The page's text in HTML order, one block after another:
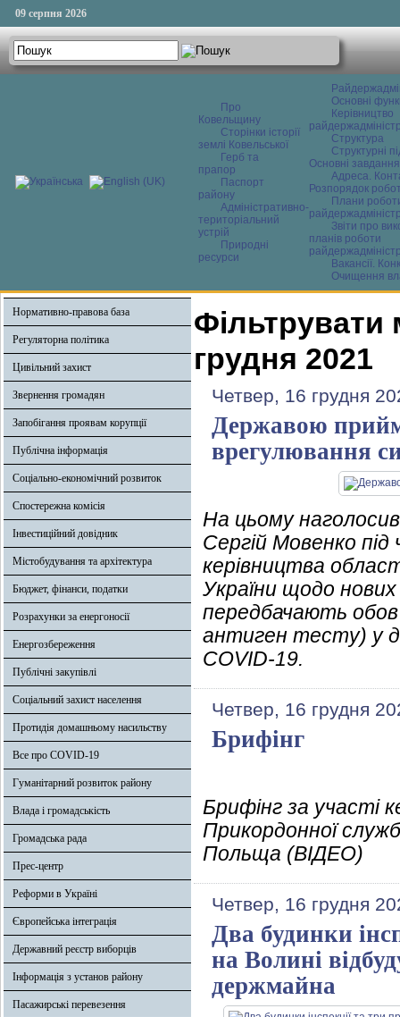
09 серпня 2026
Про
Ковельщину
Сторінки історії
землі Ковельської
Герб та
прапор
Паспорт
району
Адміністративно-
територіальний
устрій
Природні
ресурси
Основні
Керівництво
Структура
Структурні
Основні завдання
Адреса.
Розпорядок
Плани
Звіти про
планів роботи
Вакансії.
Очищення
Нормативно-правова база
Регуляторна політика
Цивільний захист
Звернення громадян
Запобігання проявам корупції
Публічна інформація
Соціально-економічний розвиток
Спостережна комісія
Інвестиційний довідник
Містобудування та архітектура
Бюджет, фінанси, податки
Розрахунки за енергоносії
Енергозбереження
Публічні закупівлі
Соціальний захист населення
Протидія домашньому насильству
Все про COVID-19
Гуманітарний розвиток району
Влада і громадськість
Громадська рада
Прес-центр
Реформи в Україні
Європейська інтеграція
Державний реєстр виборців
Інформація з установ району
Пасажирські перевезення
Фільтрувати
грудня 2021
Четвер, 16 грудня
Державою
врегулювання
На цьому
Сергій Мовенко під
керівництва
України щодо нових
передбачають
антиген тесту) у
COVID-19.
Четвер, 16 грудня
Брифінг
Брифінг за участі
Прикордонної
Польща (ВІДЕО)
Четвер, 16 грудня
Два будинки
на Волині
держмайна